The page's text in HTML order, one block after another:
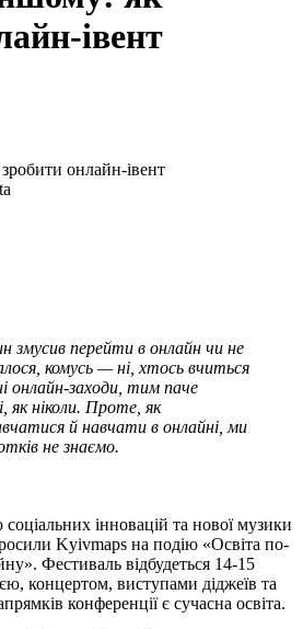
івент
змусив перейти в онлайн чи не
комусь — ні, хтось вчиться
онлайн-заходи, тим паче
як ніколи. Проте, як
й навчати в онлайні, ми
не знаємо.
інновацій та нової музики
Kyivmaps на подію «Освіта по-
Фестиваль відбудеться 14-15
концертом, виступами діджеїв та
конференції є сучасна освіта.